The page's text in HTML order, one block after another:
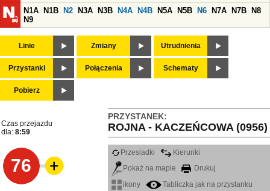
N1A
N1B N2 N3A N3B N4A N4B N5A N5B N6 N7A N7B
N8
N9
Linie Zmiany Utrudnienia
Przystanki Połączenia Schematy
Pobierz
PRZYSTANEK:
ROJNA - KACZEŃCOWA (0956)
Czas przejazdu
dla: 8:59
76
Przesiadki
Kierunki
Pokaż na mapie
Drukuj
ikony
Tabliczka jak na przystanku